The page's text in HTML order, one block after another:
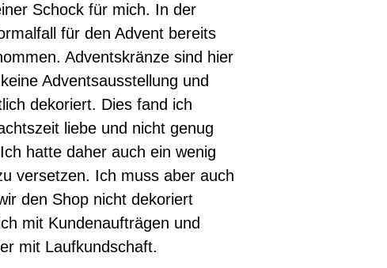
Schock für mich. In der
für den Advent bereits
Adventskränze sind hier
Adventsausstellung und
dekoriert. Dies fand ich
liebe und nicht genug
hatte daher auch ein wenig
versetzen. Ich muss aber auch
den Shop nicht dekoriert
mit Kundenaufträgen und
mit Laufkundschaft.